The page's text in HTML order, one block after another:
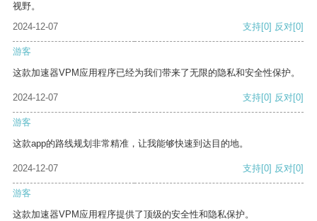
视野。
2024-12-07
支持[0] 反对[0]
游客
这款加速器VPM应用程序已经为我们带来了无限的隐私和安全性保护。
2024-12-07 支持[0] 反对[0]
游客
这款app的路线规划非常精准，让我能够快速到达目的地。
2024-12-07 支持[0] 反对[0]
游客
这款加速器VPM应用程序提供了顶级的安全性和隐私保护。